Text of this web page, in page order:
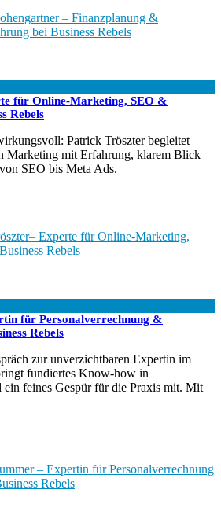
– Finanzplanung &
bei Business Rebels
für Online-Marketing, SEO &
Rebels
Patrick Tröszter begleitet
Marketing mit Erfahrung, klarem Blick
SEO bis Meta Ads.
Experte für Online-Marketing,
Rebels
für Personalverrechnung &
Rebels
zur unverzichtbaren Expertin im
fundiertes Know-how in
ein feines Gespür für die Praxis mit. Mit
– Expertin für Personalverrechnung
Rebels